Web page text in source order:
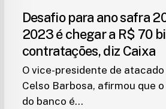
Desafio para ano safra
2023 é chegar a R$ 70
contratações, diz Caixa
O vice-presidente de atacado
Celso Barbosa, afirmou que
do banco é…